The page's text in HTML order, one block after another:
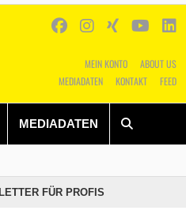
MEIN KONTO
ABOUT US
MEDIADATEN
KONTAKT FEED
MEDIADATEN
Shop SUCHEN
FÜR PROFIS